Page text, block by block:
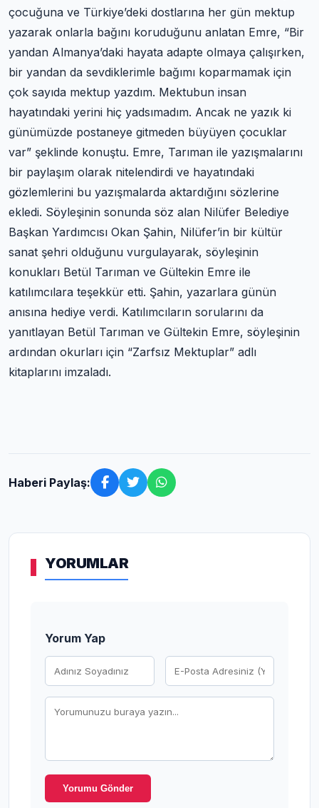
çocuğuna ve Türkiye’deki dostlarına her gün mektup
yazarak onlarla bağını koruduğunu anlatan Emre, “Bir
yandan Almanya’daki hayata adapte olmaya çalışırken,
bir yandan da sevdiklerimle bağımı koparmamak için
çok sayıda mektup yazdım. Mektubun insan
hayatındaki yerini hiç yadsımadım. Ancak ne yazık ki
günümüzde postaneye gitmeden büyüyen çocuklar
var” şeklinde konuştu. Emre, Tarıman ile yazışmalarını
bir paylaşım olarak nitelendirdi ve hayatındaki
gözlemlerini bu yazışmalarda aktardığını sözlerine
ekledi. Söyleşinin sonunda söz alan Nilüfer Belediye
Başkan Yardımcısı Okan Şahin, Nilüfer’in bir kültür
sanat şehri olduğunu vurgulayarak, söyleşinin
konukları Betül Tarıman ve Gültekin Emre ile
katılımcılara teşekkür etti. Şahin, yazarlara günün
anısına hediye verdi. Katılımcıların sorularını da
yanıtlayan Betül Tarıman ve Gültekin Emre, söyleşinin
ardından okurları için “Zarfsız Mektuplar” adlı
kitaplarını imzaladı.
Haberi Paylaş:
YORUMLAR
Yorum Yap
Yorumu Gönder